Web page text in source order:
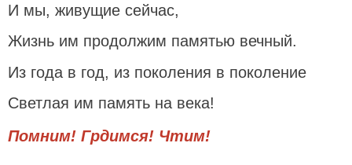
И мы, живущие сейчас,
Жизнь им продолжим памятью вечный.
Из года в год, из поколения в поколение
Светлая им память на века!
Помним! Грдимся! Чтим!